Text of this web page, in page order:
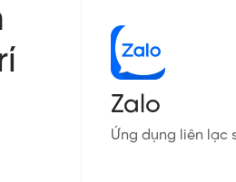
Zalo
Ứng dụng liên lạc